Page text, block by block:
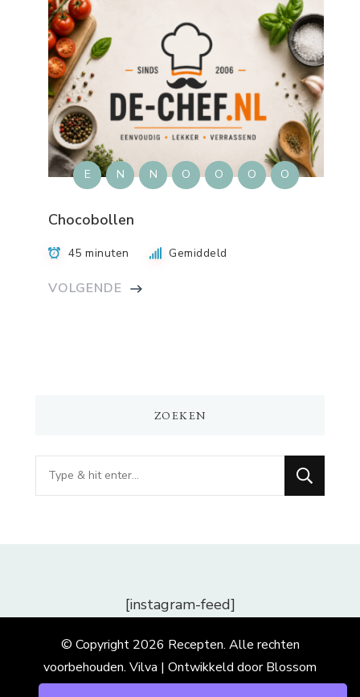
E N N O O O O
Chocobollen
45 minuten Gemiddeld
VOLGENDE
ZOEKEN
Op
zoek
[instagram-feed]
© Copyright 2026 Recepten. Alle rechten
voorbehouden. Vilva | Ontwikkeld doorBlossom